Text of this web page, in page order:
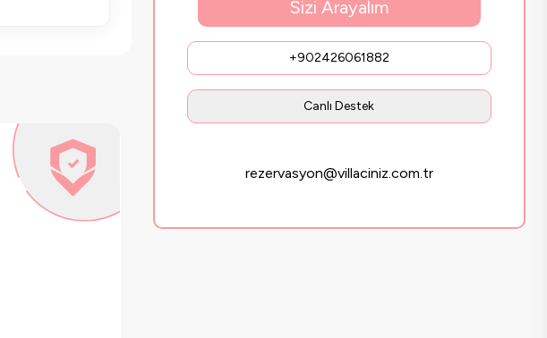
Sizi Arayalım
+902426061882
Canlı Destek
rezervasyon@villaciniz.com.tr